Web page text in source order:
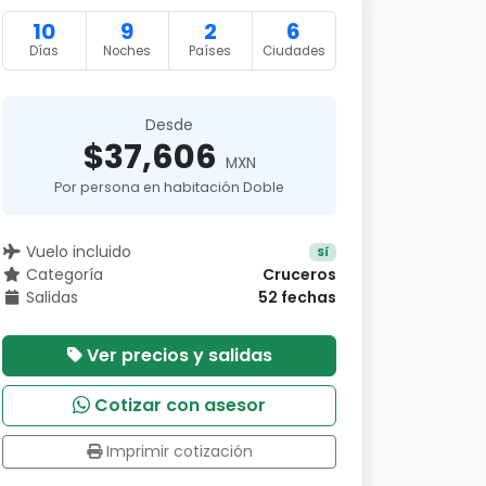
10
Días
9
Noches
2
Países
6
Ciudades
Desde
$37,606 MXN
Por persona en habitación Doble
Vuelo incluido Sí
Categoría
Cruceros
Salidas
52 fechas
Ver precios y salidas
Cotizar con asesor
Imprimir cotización